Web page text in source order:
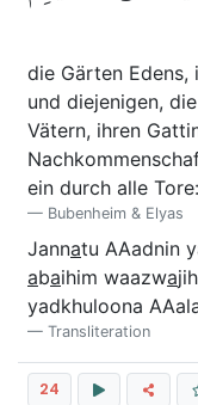
die Gärten Edens,
und diejenigen,
Vätern, ihren
ein durch alle Tore:
Bubenheim & Elyas
Jannatu AAadnin
abaihim waazwa
yadkhuloona
Transliteration
24